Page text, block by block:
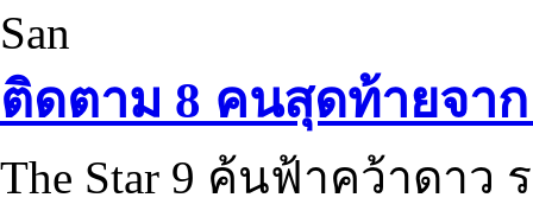
San
ติดตาม 8 คนสุดท้ายจาก
The Star 9 ค้นฟ้าคว้าดาว